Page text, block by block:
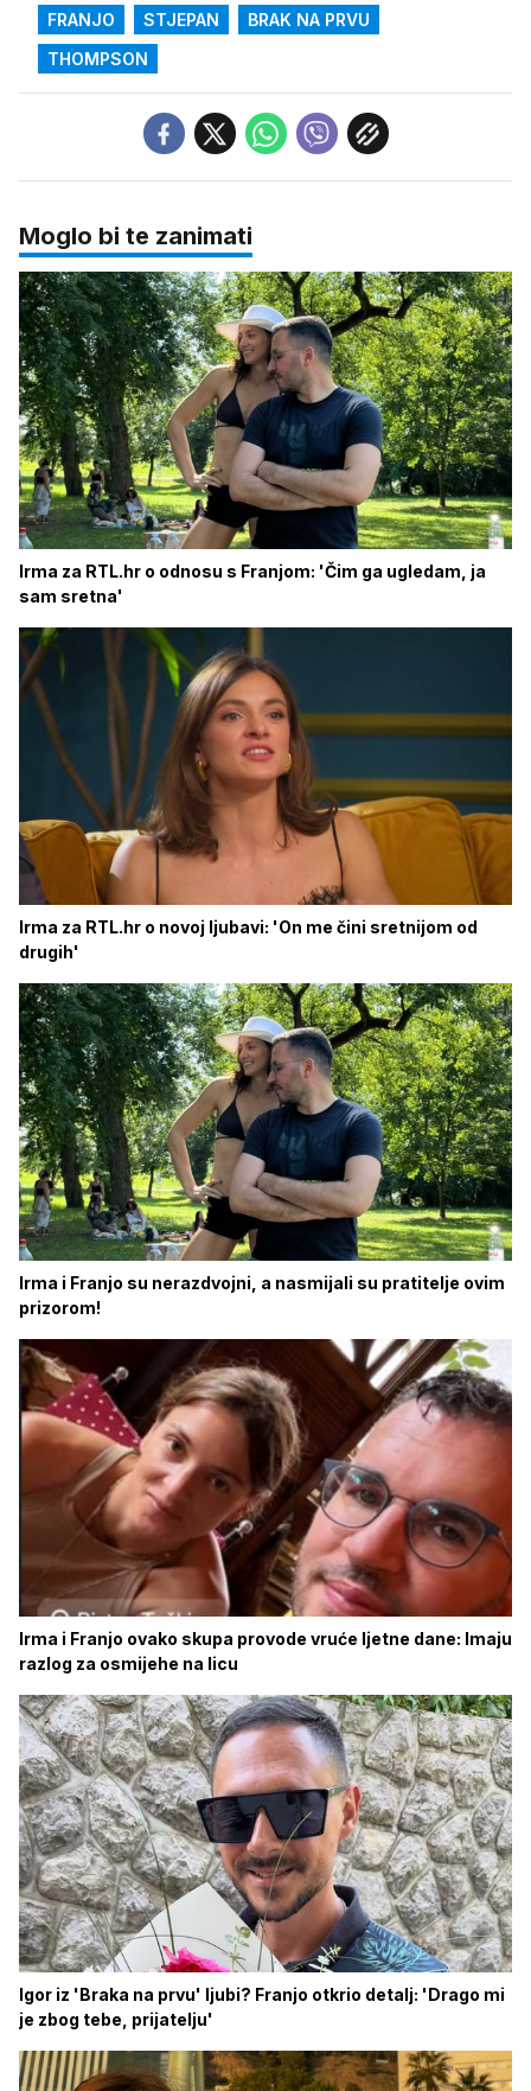
FRANJO STJEPAN
BRAK NA PRVU
THOMPSON
Moglo bi te zanimati
Irma za RTL.hr o odnosu s Franjom: 'Čim ga ugledam, ja
sam sretna'
Irma za RTL.hr o novoj ljubavi: 'On me čini sretnijom od
drugih'
Irma i Franjo su nerazdvojni, a nasmijali su pratitelje ovim
prizorom!
Irma i Franjo ovako skupa provode vruće ljetne dane: Imaju
razlog za osmijehe na licu
Igor iz 'Braka na prvu' ljubi? Franjo otkrio detalj: 'Drago mi
je zbog tebe, prijatelju'